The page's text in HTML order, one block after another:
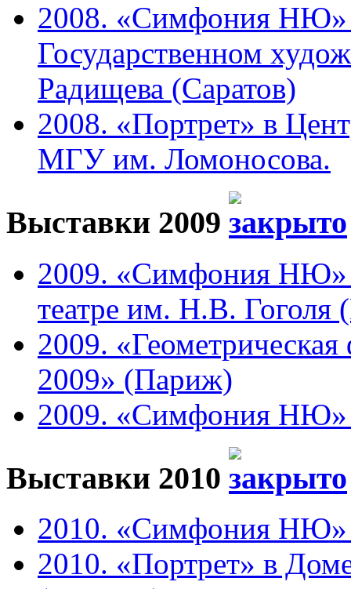
2008. «Симфония НЮ»
Государственном
Радищева (Саратов)
2008. «Портрет» в
МГУ им. Ломоносова.
Выставки 2009
2009. «Симфония НЮ»
театре им. Н.В. Гоголя
2009.
2009» (Париж)
2009. «Симфония НЮ»
Выставки 2010
2010. «Симфония НЮ»
2010. «Портрет» в